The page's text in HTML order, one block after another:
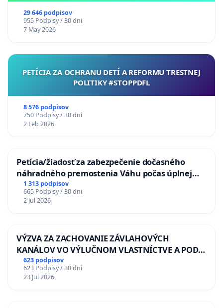
29 646 podpisov
955 Podpisy / 30 dni
7 May 2026
PETÍCIA ZA OCHRANU DETÍ A REFORMU TRESTNEJ
POLITIKY #STOPPDFL
8 576 podpisov
750 Podpisy / 30 dni
2 Feb 2026
Petícia/žiadosť za zabezpečenie dočasného
náhradného premostenia Váhu počas úplnej
uzávery Vážskeho mosta v Komárne
1 313 podpisov
665 Podpisy / 30 dni
2 Jul 2026
VÝZVA ZA ZACHOVANIE ZÁVLAHOVÝCH
KANÁLOV VO VÝLUČNOM VLASTNÍCTVE A POD
KONTROLOU SLOVENSKEJ REPUBLIKY & žiadosť
na riešenie zanedbaného stavu závlahových a
odvodňovacích kanálov na Slovensku
623 podpisov
623 Podpisy / 30 dni
23 Jul 2026